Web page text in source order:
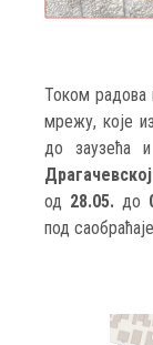
Током радова
мрежу, које
до заузећа
од 28.05. до
под